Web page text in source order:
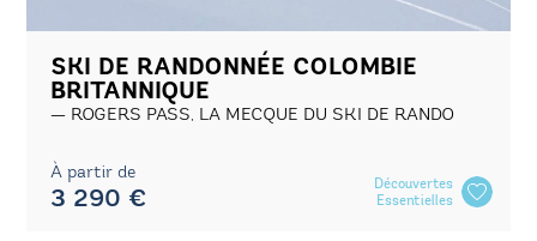
SKI DE RANDONNÉE COLOMBIE
BRITANNIQUE
ROGERS PASS, LA MECQUE DU SKI DE RANDO
À partir de
3 290 €
Découvertes
Essentielles